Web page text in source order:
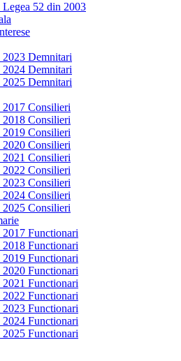
52 din 2003
Demnitari
Demnitari
Demnitari
Consilieri
Consilieri
Consilieri
Consilieri
Consilieri
Consilieri
Consilieri
Consilieri
Consilieri
Functionari
Functionari
Functionari
Functionari
Functionari
Functionari
Functionari
Functionari
Functionari